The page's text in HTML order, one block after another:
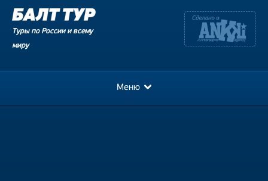
Туры по России и всему
миру
Меню